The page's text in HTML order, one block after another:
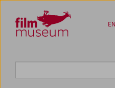
Zum Inhalt
Zum Hauptmenü
Zur Servicenavigation
Zum Suche
EN